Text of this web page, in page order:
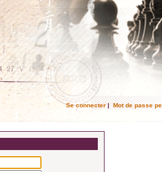
Se connecter|Mot de passe